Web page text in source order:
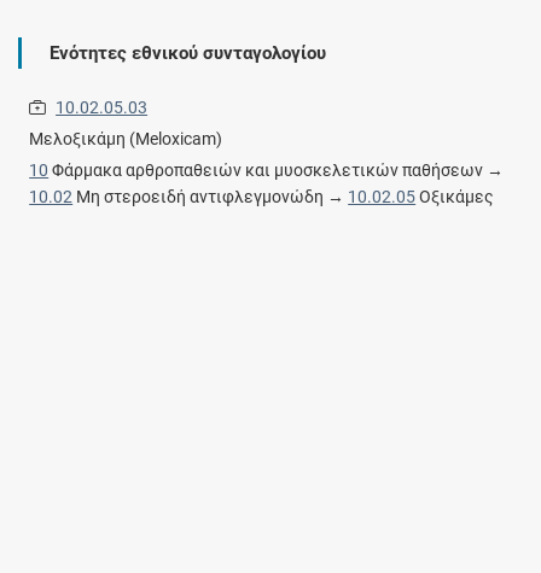
Ενότητες εθνικού συνταγολογίου
10.02.05.03
Μελοξικάμη (Meloxicam)
10 Φάρμακα αρθροπαθειών και μυοσκελετικών παθήσεων →
10.02 Μη στεροειδή αντιφλεγμονώδη → 10.02.05Οξικάμες